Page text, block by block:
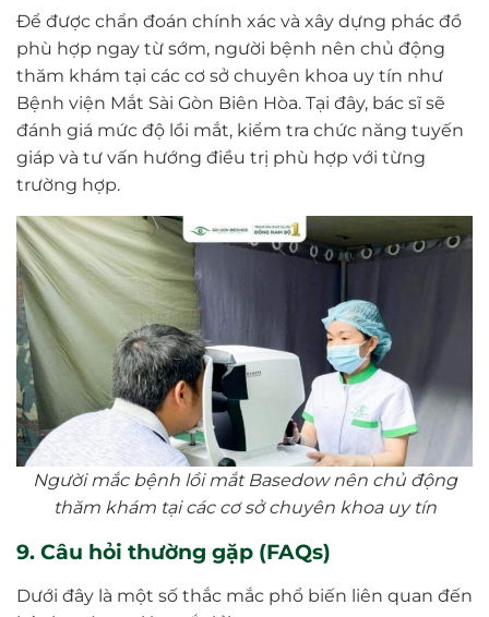
Để được chẩn đoán chính xác và xây dựng phác đồ
phù hợp ngay từ sớm, người bệnh nên chủ động
thăm khám tại các cơ sở chuyên khoa uy tín như
Bệnh viện Mắt Sài Gòn Biên Hòa. Tại đây, bác sĩ sẽ
đánh giá mức độ lồi mắt, kiểm tra chức năng tuyến
giáp và tư vấn hướng điều trị phù hợp với từng
trường hợp.
Người mắc bệnh lồi mắt Basedow nên chủ động
thăm khám tại các cơ sở chuyên khoa uy tín
9. Câu hỏi thường gặp (FAQs)
Dưới đây là một số thắc mắc phổ biến liên quan đến